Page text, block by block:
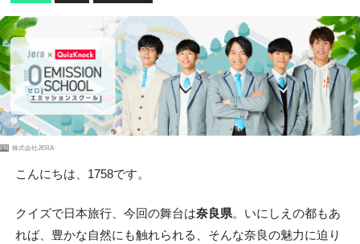
PR 株式会社JERA
こんにちは、1758です。
クイズで日本旅行、今回の舞台は奈良県。いにしえの都もあ
れば、豊かな自然にも触れられる、そんな奈良の魅力に迫り